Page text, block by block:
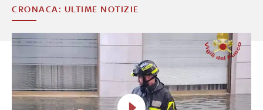
CRONACA: ULTIME NOTIZIE